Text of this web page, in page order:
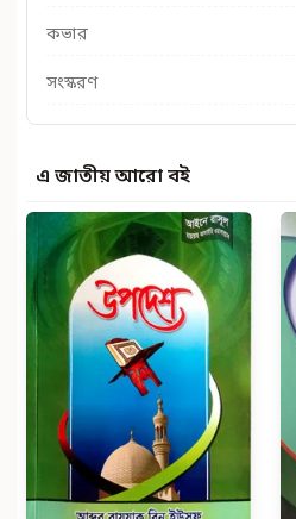
কভার
সংস্করণ
এ জাতীয় আরো বই